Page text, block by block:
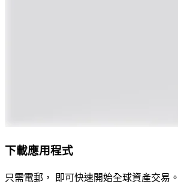
下載應用程式
只需電郵， 即可快速開始全球資產交易。